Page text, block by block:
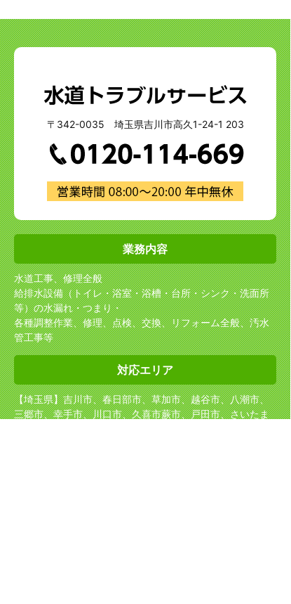
〒342-0035 埼玉県吉川市高久1-24-1 203
業務内容
水道工事、修理全般
給排水設備（トイレ・浴室・浴槽・台所・シンク・洗面所
等）の水漏れ・つまり・
各種調整作業、修理、点検、交換、リフォーム全般、汚水
管工事等
対応エリア
【埼玉県】吉川市、春日部市、草加市、越谷市、八潮市、
三郷市、幸手市、川口市、久喜市蕨市、戸田市、さいたま